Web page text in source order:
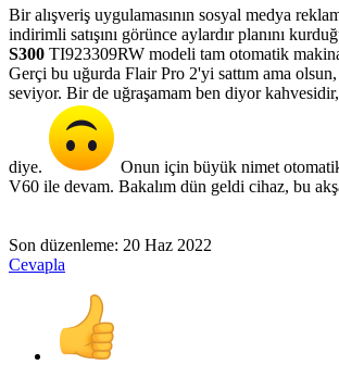
Bir alışveriş uygulamasının sosyal medya
indirimli satışını görünce aylardır planını
S300 TI923309RW modeli tam otomatik
Gerçi bu uğurda Flair Pro 2'yi sattım ama
seviyor. Bir de uğraşamam ben diyor
diye.
Onun için büyük nimet
V60 ile devam. Bakalım dün geldi cihaz, bu
Son düzenleme: 20 Haz 2022
Cevapla